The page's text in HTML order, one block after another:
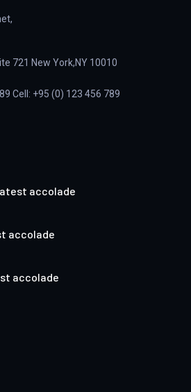
721 New York,NY 10010
Cell: +95 (0) 123 456 789
accolade
accolade
accolade